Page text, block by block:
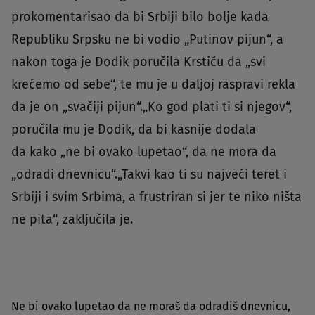
prokomentarisao da bi Srbiji bilo bolje kada
Republiku Srpsku ne bi vodio „Putinov pijun“, a
nakon toga je Dodik poručila Krstiću da „svi
krećemo od sebe“, te mu je u daljoj raspravi rekla
da je on „svačiji pijun“.„Ko god plati ti si njegov“,
poručila mu je Dodik, da bi kasnije dodala
da kako „ne bi ovako lupetao“, da ne mora da
„odradi dnevnicu“.„Takvi kao ti su najveći teret i
Srbiji i svim Srbima, a frustriran si jer te niko ništa
ne pita“, zaključila je.
Ne bi ovako lupetao da ne moraš da odradiš dnevnicu,